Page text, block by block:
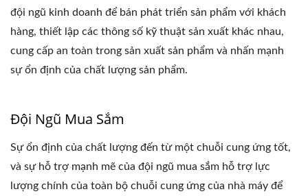
đội ngũ kinh doanh để bán phát triển sản phẩm với khách
hàng, thiết lập các thông số kỹ thuật sản xuất khác nhau,
cung cấp an toàn trong sản xuất sản phẩm và nhấn mạnh
sự ổn định của chất lượng sản phẩm.
Đội Ngũ Mua Sắm
Sự ổn định của chất lượng đến từ một chuỗi cung ứng tốt,
và sự hỗ trợ mạnh mẽ của đội ngũ mua sắm hỗ trợ lực
lượng chính của toàn bộ chuỗi cung ứng của nhà máy để